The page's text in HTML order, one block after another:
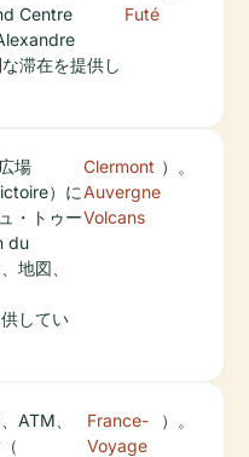
Centre
滞在を提供し
Futé
場
）に
・トゥー
du
地図、
してい
Clermont
Auvergne
Volcans
）。
ATM、
France-
Voyage
）。